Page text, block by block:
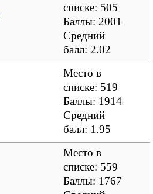
списке: 505
Баллы: 2001
Средний
балл: 2.02
Место в
списке: 519
Баллы: 1914
Средний
балл: 1.95
Место в
списке: 559
Баллы: 1767